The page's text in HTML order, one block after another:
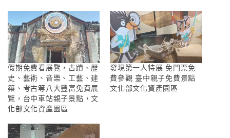
假期免費看展覽，古蹟、歷
史、藝術、音樂、工藝、建
築、考古等八大豐富免費展
覽，台中車站親子景點，文
化部文化資產園區
發現第一人特展 免門票免
費參觀 臺中親子免費景點
文化部文化資產園區